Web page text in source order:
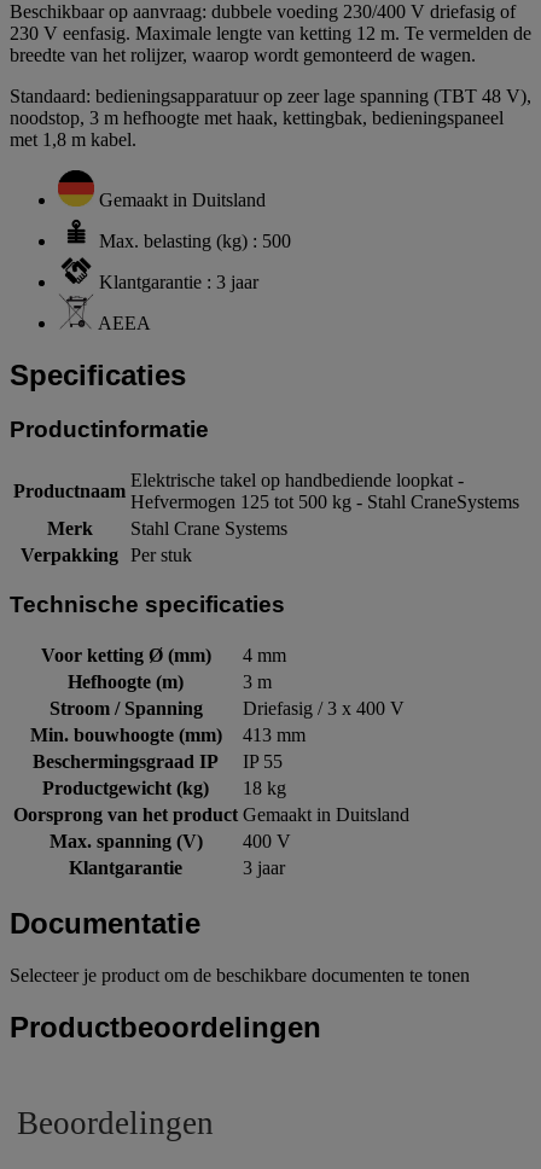
Beschikbaar op aanvraag: dubbele voeding 230/400 V driefasig of
230 V eenfasig. Maximale lengte van ketting 12 m. Te vermelden de
breedte van het rolijzer, waarop wordt gemonteerd de wagen.
Standaard: bedieningsapparatuur op zeer lage spanning (TBT 48 V),
noodstop, 3 m hefhoogte met haak, kettingbak, bedieningspaneel
met 1,8 m kabel.
Gemaakt in Duitsland
Max. belasting (kg) : 500
Klantgarantie : 3 jaar
AEEA
Specificaties
Productinformatie
Productnaam
Elektrische takel op handbediende loopkat -
Hefvermogen 125 tot 500 kg - Stahl CraneSystems
Merk
Stahl Crane Systems
Verpakking Per stuk
Technische specificaties
Voor ketting Ø (mm)
4 mm
Hefhoogte (m)
3 m
Stroom / Spanning
Driefasig / 3 x 400 V
Min. bouwhoogte (mm)
413 mm
Beschermingsgraad IP
IP 55
Productgewicht (kg)
18 kg
Oorsprong van het product Gemaakt in Duitsland
Max. spanning (V)
400 V
Klantgarantie
3 jaar
Documentatie
Selecteer je product om de beschikbare documenten te tonen
Productbeoordelingen